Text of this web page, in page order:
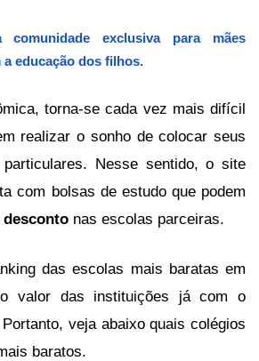
exclusiva para mães
educação dos filhos.
torna-se cada vez mais difícil
realizar o sonho de colocar seus
Nesse sentido, o site
com bolsas de estudo que podem
desconto nas escolas parceiras.
das escolas mais baratas em
valor das instituições já com o
veja abaixo quais colégios
baratos.